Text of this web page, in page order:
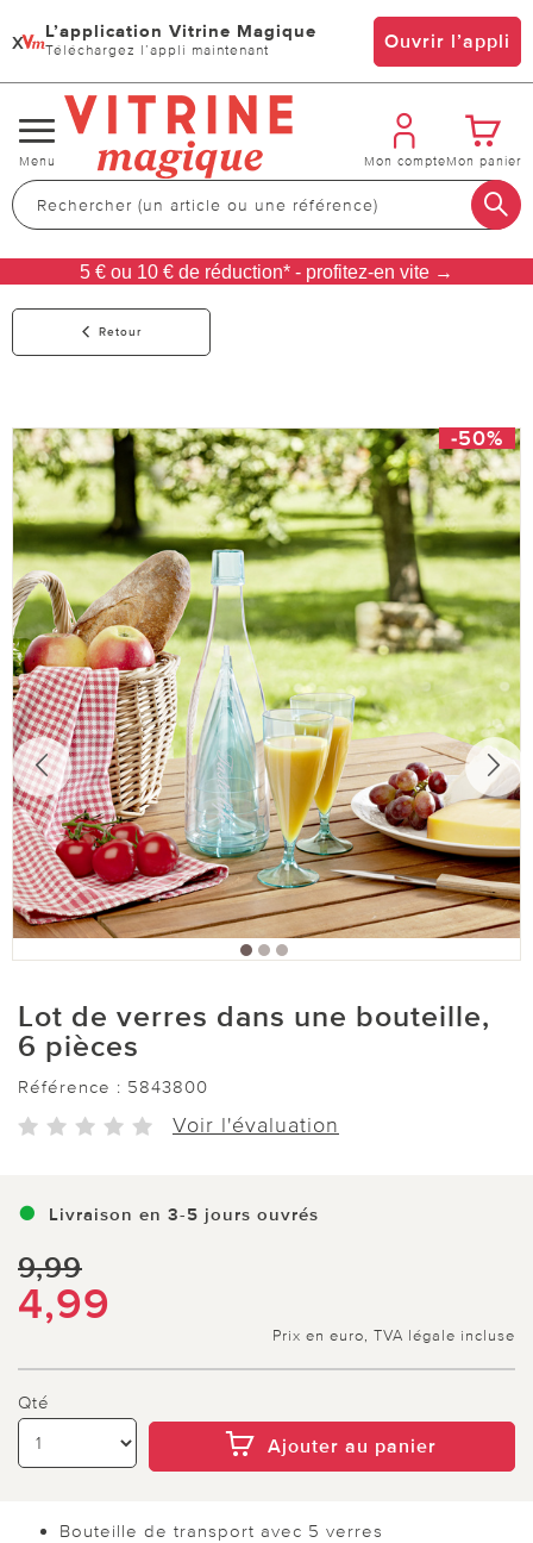
x L’application Vitrine Magique
Téléchargez l’appli maintenant Ouvrir l’appli
Changer
de
navigation
Menu Mon compteMon panier
5 € ou 10 € de réduction* - profitez-en vite →
Retour
-50%
Lot de verres dans une bouteille,
6 pièces
Référence : 5843800
Voir l'évaluation
Livraison en 3-5 jours ouvrés
9,99
4,99
Prix en euro, TVA légale incluse
Qté
Ajouter au panier
Bouteille de transport avec 5 verres